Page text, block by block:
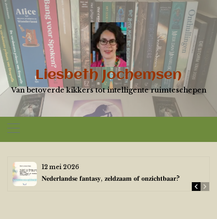
Skip
to
content
Liesbeth Jochemsen
Van betoverde kikkers tot intelligente ruimteschepen
12 mei 2026
𝐍𝐞𝐝𝐞𝐫𝐥𝐚𝐧𝐝𝐬𝐞 𝐟𝐚𝐧𝐭𝐚𝐬𝐲, 𝐳𝐞𝐥𝐝𝐳𝐚𝐚𝐦 𝐨𝐟 𝐨𝐧𝐳𝐢𝐜𝐡𝐭𝐛𝐚𝐚𝐫?